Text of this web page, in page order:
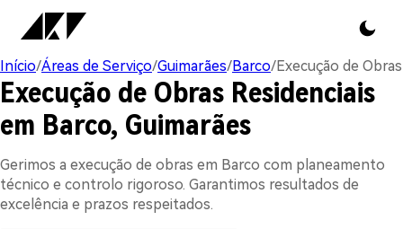
Início/Áreas de Serviço/Guimarães/Barco/Execução de Obras
Execução de Obras Residenciais
em Barco, Guimarães
Gerimos a execução de obras em Barco com planeamento
técnico e controlo rigoroso. Garantimos resultados de
excelência e prazos respeitados.